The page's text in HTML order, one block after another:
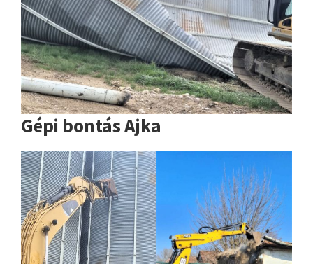
Gépi bontás Ajka